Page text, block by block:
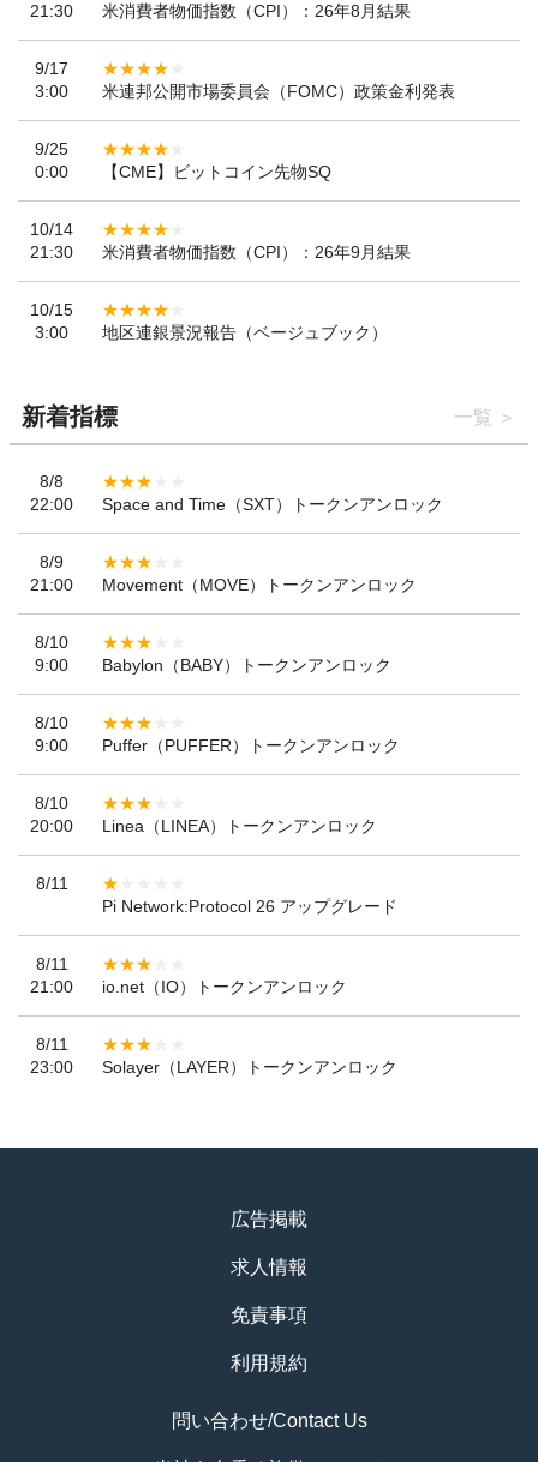
21:30
米消費者物価指数（CPI）：26年8月結果
9/17
3:00
米連邦公開市場委員会（FOMC）政策金利発表
9/25
0:00
【CME】ビットコイン先物SQ
10/14
21:30
米消費者物価指数（CPI）：26年9月結果
10/15
3:00
地区連銀景況報告（ベージュブック）
新着指標 一覧
8/8
22:00
Space and Time（SXT）トークンアンロック
8/9
21:00
Movement（MOVE）トークンアンロック
8/10
9:00
Babylon（BABY）トークンアンロック
8/10
9:00
Puffer（PUFFER）トークンアンロック
8/10
20:00
Linea（LINEA）トークンアンロック
8/11
Pi Network:Protocol 26 アップグレード
8/11
21:00
io.net（IO）トークンアンロック
8/11
23:00
Solayer（LAYER）トークンアンロック
広告掲載
求人情報
免責事項
利用規約
問い合わせ/Contact Us